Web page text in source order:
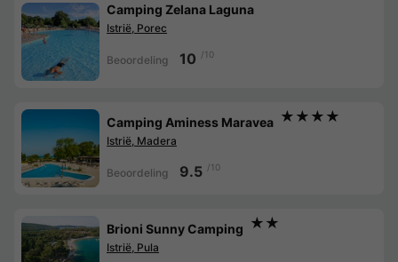
Camping Zelana Laguna
Istrië, Porec
Beoordeling 10 /10
Camping Aminess Maravea ★★★★
Istrië, Madera
Beoordeling 9.5 /10
Brioni Sunny Camping ★★
Istrië, Pula